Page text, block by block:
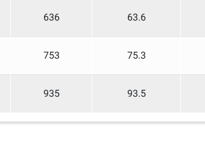
636 63.6
753 75.3
935 93.5